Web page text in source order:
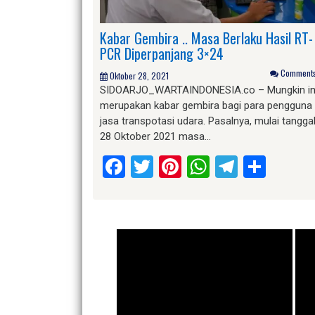
Kabar Gembira .. Masa Berlaku Hasil RT-
PCR Diperpanjang 3×24
Oktober 28, 2021
SIDOARJO_WARTAINDONESIA.co – Mungkin
merupakan kabar gembira bagi para pengguna
jasa transpotasi udara. Pasalnya, mulai tanggal
28 Oktober 2021 masa…
Facebook
Twitter
Pinterest
WhatsApp
Telegram